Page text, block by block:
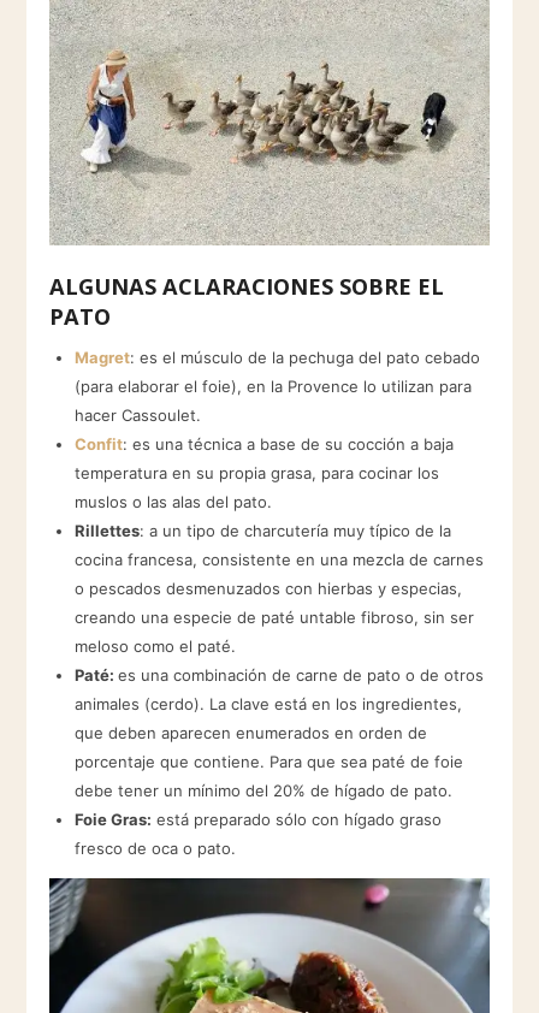
ALGUNAS ACLARACIONES SOBRE EL
PATO
Magret: es el músculo de la pechuga del pato cebado
(para elaborar el foie), en la Provence lo utilizan para
hacer Cassoulet.
Confit: es una técnica a base de su cocción a baja
temperatura en su propia grasa, para cocinar los
muslos o las alas del pato.
Rillettes: a un tipo de charcutería muy típico de la
cocina francesa, consistente en una mezcla de carnes
o pescados desmenuzados con hierbas y especias,
creando una especie de paté untable fibroso, sin ser
meloso como el paté.
Paté: es una combinación de carne de pato o de otros
animales (cerdo). La clave está en los ingredientes,
que deben aparecen enumerados en orden de
porcentaje que contiene. Para que sea paté de foie
debe tener un mínimo del 20% de hígado de pato.
Foie Gras: está preparado sólo con hígado graso
fresco de oca o pato.